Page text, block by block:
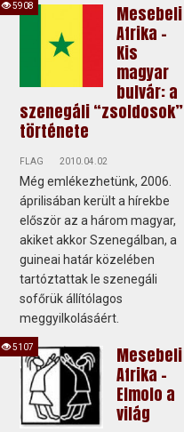
Mesebeli
Afrika -
Kis
magyar
bulvár: a
szenegáli “zsoldosok”
története
FLAG 2010.04.02
Még emlékezhetünk, 2006.
áprilisában került a hírekbe
először az a három magyar,
akiket akkor Szenegálban, a
guineai határ közelében
tartóztattak le szenegáli
sofőrük állítólagos
meggyilkolásáért.
5908
Mesebeli
Afrika -
Elmolo a
világ
5107